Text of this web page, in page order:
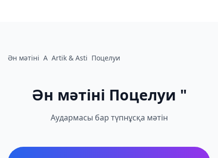
Ән мәтіні A Artik & Asti Поцелуи
Ән мәтіні Поцелуи "
Аудармасы бар түпнұсқа мәтін